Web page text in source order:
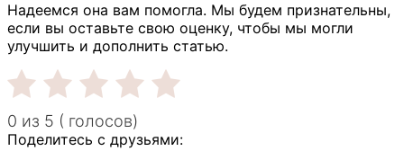
Надеемся она вам помогла. Мы будем признательны,
если вы оставьте свою оценку, чтобы мы могли
улучшить и дополнить статью.
0 из 5 ( голосов)
Поделитесь с друзьями: